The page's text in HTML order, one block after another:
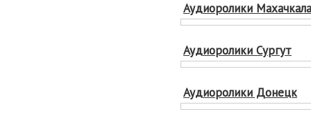
Аудиоролики Махачкала
Аудиоролики Сургут
Аудиоролики Донецк